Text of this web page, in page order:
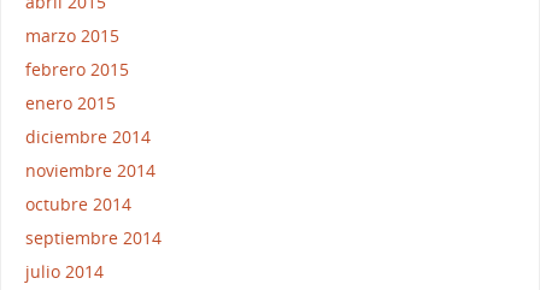
marzo 2015
febrero 2015
enero 2015
diciembre 2014
noviembre 2014
octubre 2014
septiembre 2014
julio 2014